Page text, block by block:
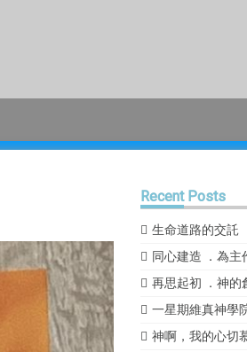
RecentPosts
生命道路的交託
同心建造 ．為主
再思起初 ．神的
一星期維真神學
神啊，我的心切